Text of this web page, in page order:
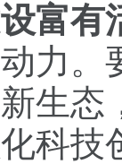
富有
力。
生态
科技